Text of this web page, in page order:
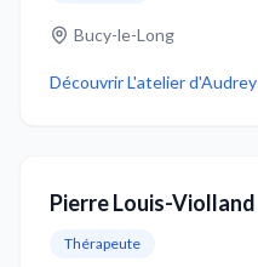
Bucy-le-Long
DécouvrirL'atelier d'Audrey
Pierre Louis-Violland
Thérapeute